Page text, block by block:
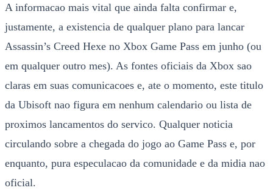
A informacao mais vital que ainda falta confirmar e,
justamente, a existencia de qualquer plano para lancar
Assassin’s Creed Hexe no Xbox Game Pass em junho (ou
em qualquer outro mes). As fontes oficiais da Xbox sao
claras em suas comunicacoes e, ate o momento, este titulo
da Ubisoft nao figura em nenhum calendario ou lista de
proximos lancamentos do servico. Qualquer noticia
circulando sobre a chegada do jogo ao Game Pass e, por
enquanto, pura especulacao da comunidade e da midia nao
oficial.